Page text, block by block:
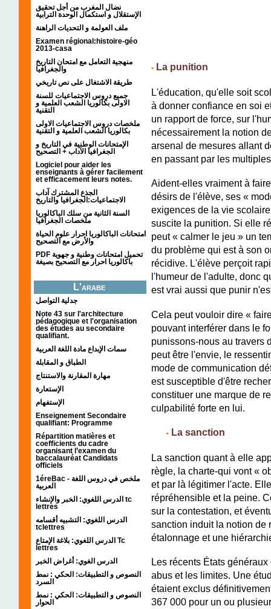
نضال المغرب من أجل تحقيق
الإستقلال و استكمال الوحدة الترابية
ملف العولمة و التحديات الراهنة
Examen régional:histoire-géo
2013-casa
منهجية التعامل مع امتحان التاريخ
والجغرافيا
طريقة الاشتغال على نص تاريخي
جميع دروس الاجتماعيات للسنة
الاولى بكالوريا الشعب العلمية و
التقنية
ملخصات دروس الاجتماعيات الاولى
بكالوريا الشعب العلمية و التقنية
الإمتحانات الوطنية في التاريخ و
الجغرافيا الآداب + التصحيح
Logiciel pour aider les
enseignants à gérer facilement
et efficacement leurs notes.
الجذع المشترك آداب
الاجتماعيات:الجغرافيا والتاريخ
السنة الثانية من سلك الباكالوريا
ملخصات الجغرافيا
امتحانات الباكالوريا احرار علوم الحياة
والأرض مع التصحيح
PDF تحميل امتحانات وطنية و جهوية
باكالوريا احرار مع التصحيح بصيغة
L'arabe
جدلية التواصل
Note 43 sur l'architecture
pédagogique et l'organisation
des études au secondaire
qualifiant.
سمات الإبداع مادة اللغة العربية
الطباق و المقابلة
مهارة المقارنة والاستنتاج
الإستعارة
الإستفهام
Enseignement Secondaire
qualifiant: Programme
Répartition matières et
coefficients du cadre
organisant l’examen du
baccalauréat Candidats
officiels
1éreBac - ملخص في دروس اللغة
العربية
الدرس اللغوي: الخبر والإنشاء tc
lettres
الدرس اللغوي: التشبيه أقسامه
tclettres
الدرس اللغوي: بلاغة الإمتاع Tc
lettres
الدرس الغوي: أغراض الخبر
النصوص و التطبيقات: الحكي : نمط
السرد
النصوص و التطبيقات: الحكي : نمط
الحوار
• La punition
L'éducation, qu'elle soit
à donner confiance en soi
un rapport de force, sur
nécessairement la notion
arsenal de mesures allant
en passant par les
Aident-elles vraiment à
désirs de l'élève, ses «
exigences de la vie
suscite la punition. Si elle
peut « calmer le jeu » un
du problème qui est à son
récidive. L'élève perçoit
l'humeur de l'adulte, donc
est vrai aussi que punir
Cela peut vouloir dire «
pouvant interférer dans le
punissons-nous au travers
peut être l'envie, le
mode de communication
est susceptible d'être
constituer une marque de
culpabilité forte en lui.
• La sanction
La sanction quant à elle
règle, la charte-qui vont «
et par là légitimer l'acte.
répréhensible et la peine.
sur la contestation, et
sanction induit la notion de
étalonnage et une
Les récents États
abus et les limites. Une
étaient exclus
367 000 pour un ou